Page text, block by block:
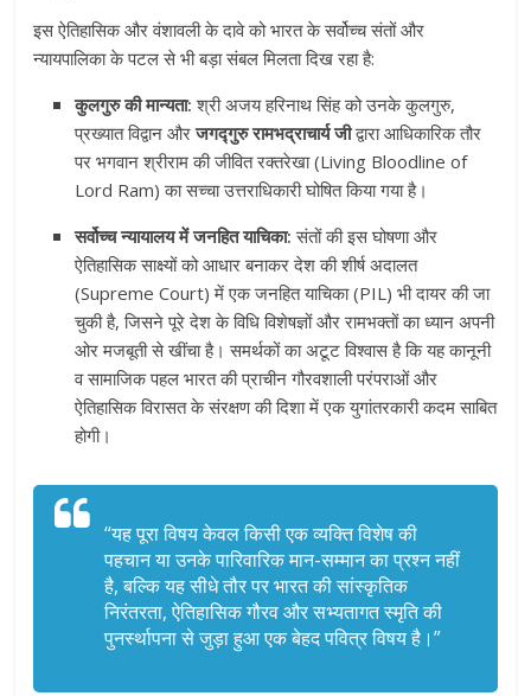
इस ऐतिहासिक और वंशावली के दावे को भारत के सर्वोच्च संतों और
न्यायपालिका के पटल से भी बड़ा संबल मिलता दिख रहा है:
कुलगुरु की मान्यता: श्री अजय हरिनाथ सिंह को उनके कुलगुरु,
प्रख्यात विद्वान औरजगद्गुरु रामभद्राचार्य जीद्वारा आधिकारिक तौर
पर भगवान श्रीराम की जीवित रक्तरेखा (Living Bloodline of
Lord Ram) का सच्चा उत्तराधिकारी घोषित किया गया है।
सर्वोच्च न्यायालय में जनहित याचिका: संतों की इस घोषणा और
ऐतिहासिक साक्ष्यों को आधार बनाकर देश की शीर्ष अदालत
(Supreme Court) में एक जनहित याचिका (PIL) भी दायर की जा
चुकी है, जिसने पूरे देश के विधि विशेषज्ञों और रामभक्तों का ध्यान अपनी
ओर मजबूती से खींचा है। समर्थकों का अटूट विश्वास है कि यह कानूनी
व सामाजिक पहल भारत की प्राचीन गौरवशाली परंपराओं और
ऐतिहासिक विरासत के संरक्षण की दिशा में एक युगांतरकारी कदम साबित
होगी।
“यह पूरा विषय केवल किसी एक व्यक्ति विशेष की
पहचान या उनके पारिवारिक मान-सम्मान का प्रश्न नहीं
है, बल्कि यह सीधे तौर पर भारत की सांस्कृतिक
निरंतरता, ऐतिहासिक गौरव और सभ्यतागत स्मृति की
पुनर्स्थापना से जुड़ा हुआ एक बेहद पवित्र विषय है।”